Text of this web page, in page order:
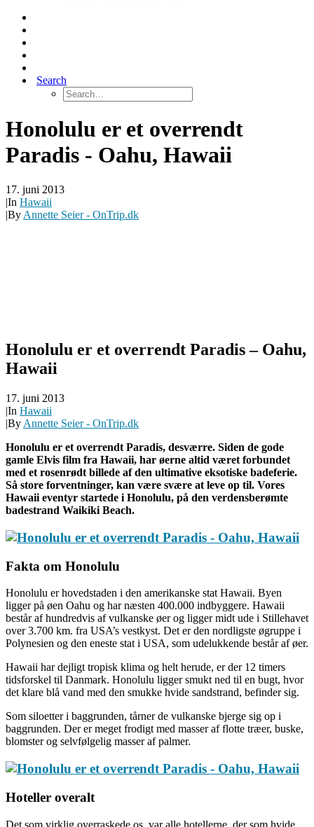
Search
Honolulu er et overrendt
Paradis - Oahu, Hawaii
17. juni 2013
|In Hawaii
|By Annette Seier - OnTrip.dk
Honolulu er et overrendt Paradis – Oahu,
Hawaii
17. juni 2013
|In Hawaii
|By Annette Seier - OnTrip.dk
Honolulu er et overrendt Paradis, desværre. Siden de gode
gamle Elvis film fra Hawaii, har øerne altid været forbundet
med et rosenrødt billede af den ultimative eksotiske badeferie.
Så store forventninger, kan være svære at leve op til. Vores
Hawaii eventyr startede i Honolulu, på den verdensberømte
badestrand Waikiki Beach.
Fakta om Honolulu
Honolulu er hovedstaden i den amerikanske stat Hawaii. Byen
ligger på øen Oahu og har næsten 400.000 indbyggere. Hawaii
består af hundredvis af vulkanske øer og ligger midt ude i Stillehavet
over 3.700 km. fra USA’s vestkyst. Det er den nordligste øgruppe i
Polynesien og den eneste stat i USA, som udelukkende består af øer.
Hawaii har dejligt tropisk klima og helt herude, er der 12 timers
tidsforskel til Danmark. Honolulu ligger smukt ned til en bugt, hvor
det klare blå vand med den smukke hvide sandstrand, befinder sig.
Som siloetter i baggrunden, tårner de vulkanske bjerge sig op i
baggrunden. Der er meget frodigt med masser af flotte træer, buske,
blomster og selvfølgelig masser af palmer.
Hoteller overalt
Det som virklig overraskede os, var alle hotellerne, der som hvide